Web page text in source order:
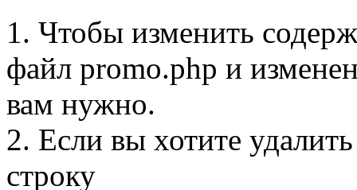
1. Чтобы изменить
файл promo.php и
вам нужно.
2. Если вы хотите
строку